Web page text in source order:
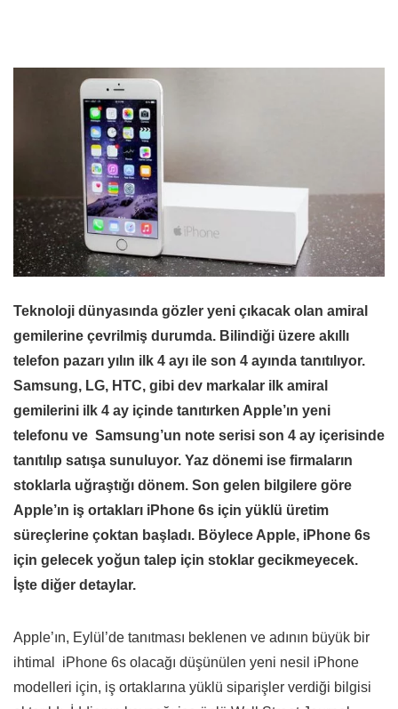
Teknoloji dünyasında gözler yeni çıkacak olan amiral
gemilerine çevrilmiş durumda. Bilindiği üzere akıllı
telefon pazarı yılın ilk 4 ayı ile son 4 ayında tanıtılıyor.
Samsung, LG, HTC, gibi dev markalar ilk amiral
gemilerini ilk 4 ay içinde tanıtırken Apple’ın yeni
telefonu ve Samsung’un note serisi son 4 ay içerisinde
tanıtılıp satışa sunuluyor. Yaz dönemi ise firmaların
stoklarla uğraştığı dönem. Son gelen bilgilere göre
Apple’ın iş ortakları iPhone 6s için yüklü üretim
süreçlerine çoktan başladı. Böylece Apple, iPhone 6s
için gelecek yoğun talep için stoklar gecikmeyecek.
İşte diğer detaylar.
Apple’ın, Eylül’de tanıtması beklenen ve adının büyük bir
ihtimal iPhone 6s olacağı düşünülen yeni nesil iPhone
modelleri için, iş ortaklarına yüklü siparişler verdiği bilgisi